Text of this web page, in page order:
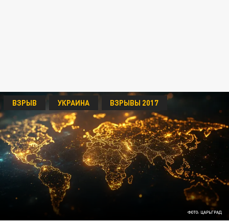
ФОТО: ЦАРЬГРАД
ВЗРЫВ УКРАИНА ВЗРЫВЫ 2017